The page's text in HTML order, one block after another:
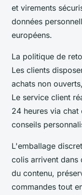
et virements
données
européens.
La politique de
Les clients
achats non
Le service client
24 heures via
conseils
L'emballage
colis arrivent dans
du contenu,
commandes tout